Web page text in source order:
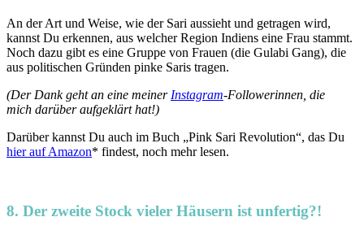
An der Art und Weise, wie der Sari aussieht und getragen wird,
kannst Du erkennen, aus welcher Region Indiens eine Frau stammt.
Noch dazu gibt es eine Gruppe von Frauen (die Gulabi Gang), die
aus politischen Gründen pinke Saris tragen.
(Der Dank geht an eine meiner Instagram-Followerinnen, die
mich darüber aufgeklärt hat!)
Darüber kannst Du auch im Buch „Pink Sari Revolution“, das Du
hier auf Amazon* findest, noch mehr lesen.
8. Der zweite Stock vieler Häusern ist unfertig?!